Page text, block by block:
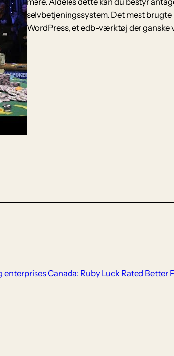
mere. Aldeles dette kan du bestyr
selvbetjeningssystem. Det mest
WordPress, et edb-værktøj der ganske
enterprises Canada: Ruby Luck Rated Better